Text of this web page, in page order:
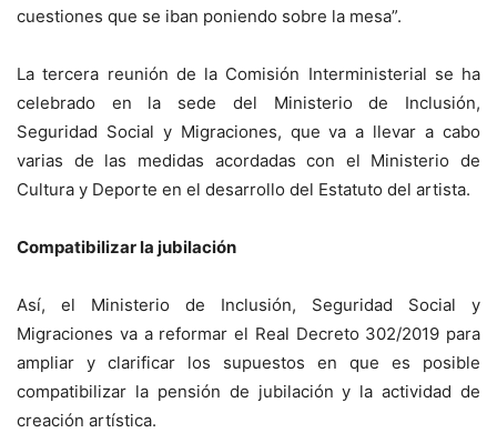
cuestiones que se iban poniendo sobre la mesa”.
La tercera reunión de la Comisión Interministerial se ha
celebrado en la sede del Ministerio de Inclusión,
Seguridad Social y Migraciones, que va a llevar a cabo
varias de las medidas acordadas con el Ministerio de
Cultura y Deporte en el desarrollo del Estatuto del artista.
Compatibilizar la jubilación
Así, el Ministerio de Inclusión, Seguridad Social y
Migraciones va a reformar el Real Decreto 302/2019 para
ampliar y clarificar los supuestos en que es posible
compatibilizar la pensión de jubilación y la actividad de
creación artística.